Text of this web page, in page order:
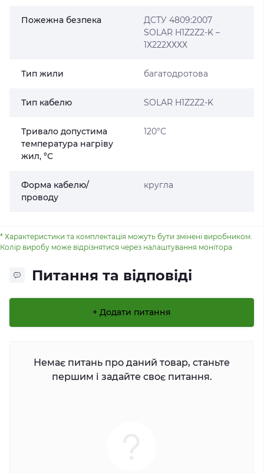
Пожежна безпека
ДСТУ 4809:2007
SOLAR H1Z2Z2-K –
1Х222ХХХХ
Тип жили багатодротова
Тип кабелю SOLAR H1Z2Z2-K
Тривало допустима
температура нагріву
жил, °С
120°С
Форма кабелю/
проводу
кругла
* Характеристики та комплектація можуть бути змінені виробником.
Колір виробу може відрізнятися через налаштування монітора
Питання та відповіді
+ Додати питання
Немає питань про даний товар, станьте
першим і задайте своє питання.